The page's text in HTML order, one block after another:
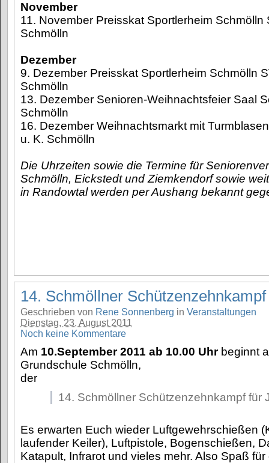
November
11. November Preisskat Sportlerheim Schmölln
Schmölln
Dezember
9. Dezember Preisskat Sportlerheim Schmölln
Schmölln
13. Dezember Senioren-Weihnachtsfeier Saal
Schmölln
16. Dezember Weihnachtsmarkt mit
u. K. Schmölln
Die Uhrzeiten sowie die Termine für
Schmölln, Eickstedt und Ziemkendorf sowie
in Randowtal werden per Aushang bekannt
14. Schmöllner
Geschrieben von Rene Sonnenberg in Veranstaltungen
Dienstag, 23. August 2011
Noch keine Kommentare
Am 10.September 2011 ab 10.00 Uhrbeginnt
Grundschule Schmölln,
der
14. Schmöllner Schützenzehnkampf für
Es erwarten Euch wieder Luftgewehrschießen
laufender Keiler), Luftpistole, Bogenschießen,
Katapult, Infrarot und vieles mehr. Also Spaß